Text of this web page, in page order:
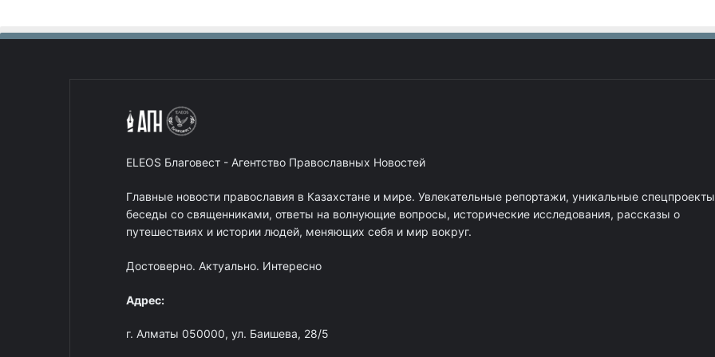
ELEOS Благовест - Агентство Православных Новостей
Главные новости православия в Казахстане и мире. Увлекательные репортажи, уникальные
беседы со священниками, ответы на волнующие вопросы, исторические исследования, рассказы о
путешествиях и истории людей, меняющих себя и мир вокруг.
Достоверно. Актуально. Интересно
Адрес:
г. Алматы 050000, ул. Баишева, 28/5